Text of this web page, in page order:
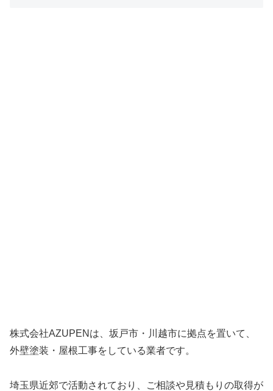
株式会社AZUPENは、坂戸市・川越市に拠点を置いて、
外壁塗装・屋根工事をしている業者です。
埼玉県近郊で活動されており、ご相談や見積もりの取得が